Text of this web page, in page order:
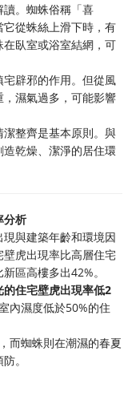
。蜘蛛俗稱「喜
從蛛絲上滑下時，有
在臥室或浴室結網，可
辟邪的作用。但從風
濕氣過多，可能影響
整齊是基本原則。與
乾燥、潔淨的居住環
分析
與建築年齡和環境因
虎出現率比高層住宅
區高樓多出42%。
住宅壁虎出現率低2
內濕度低於50%的住
而蜘蛛則在潮濕的春夏
。